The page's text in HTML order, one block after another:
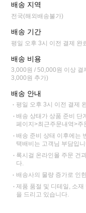
배송 지역
전국(해외배송불가)
배송 기간
평일 오후 3시 이전 결제 완
배송 비용
3,000원 / 50,000원 이상 결
3,000원 추가)
배송 안내
평일 오후 3시 이전 결제
배송 상태가 상품 준비 단
페이지>최근주문내역>주
배송 준비 상태 이후에는
택배비는 고객님 부담입
록시걸 온라인몰 주문 건
다.
배송사의 물량 증가로 인
제품 품절 및 디테일, 소
을 드리고 있습니다.